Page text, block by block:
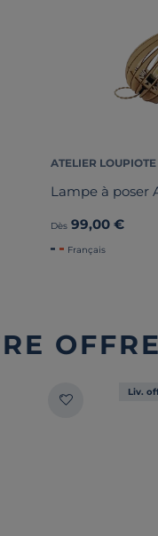
ATELIER LOUPIOTE
Lampe à poser
Dès 99,00 €
Français
Liv.